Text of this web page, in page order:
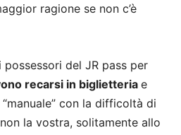
ragione se non c’è
del JR pass per
recarsi in biglietteria e
con la difficoltà di
la vostra, solitamente allo